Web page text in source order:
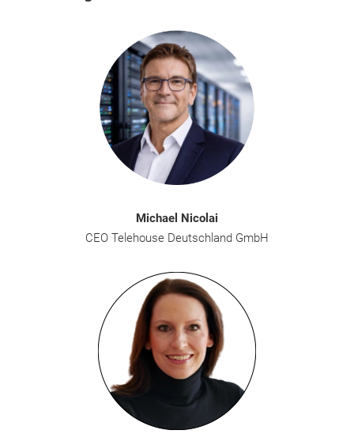
Michael Nicolai
CEO Telehouse Deutschland GmbH